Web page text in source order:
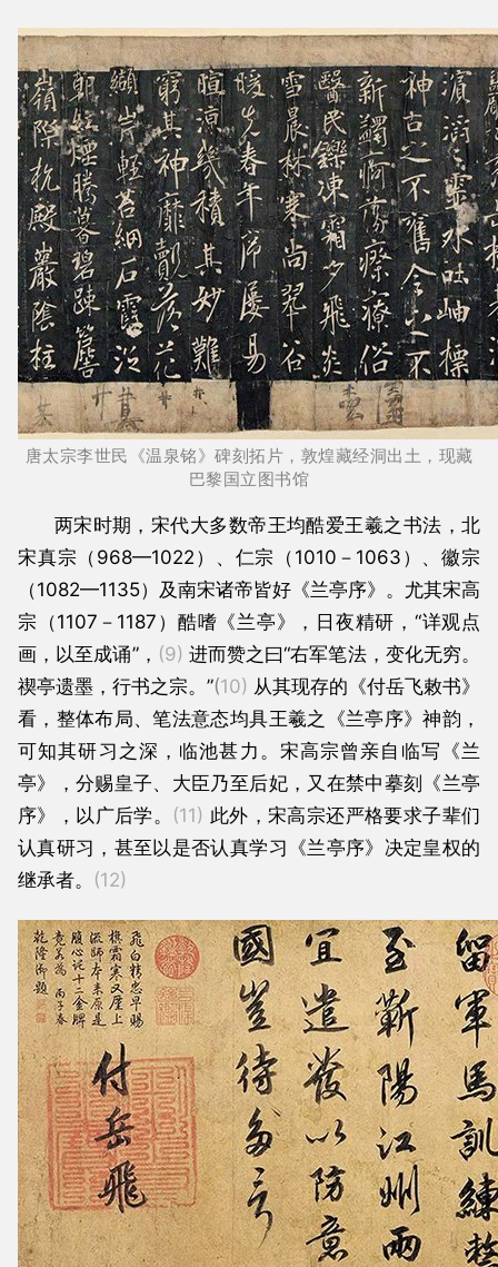
唐太宗李世民《温泉铭》碑刻拓片，敦煌藏经洞出土，现藏
巴黎国立图书馆
两宋时期，宋代大多数帝王均酷爱王羲之书法，北
宋真宗（968—1022）、仁宗（1010－1063）、徽宗
（1082—1135）及南宋诸帝皆好《兰亭序》。尤其宋高
宗（1107－1187）酷嗜《兰亭》，日夜精研，“详观点
画，以至成诵”， (9) 进而赞之曰“右军笔法，变化无穷。
禊亭遗墨，行书之宗。”(10) 从其现存的《付岳飞敕书》
看，整体布局、笔法意态均具王羲之《兰亭序》神韵，
可知其研习之深，临池甚力。宋高宗曾亲自临写《兰
亭》，分赐皇子、大臣乃至后妃，又在禁中摹刻《兰亭
序》，以广后学。 (11) 此外，宋高宗还严格要求子辈们
认真研习，甚至以是否认真学习《兰亭序》决定皇权的
继承者。 (12)